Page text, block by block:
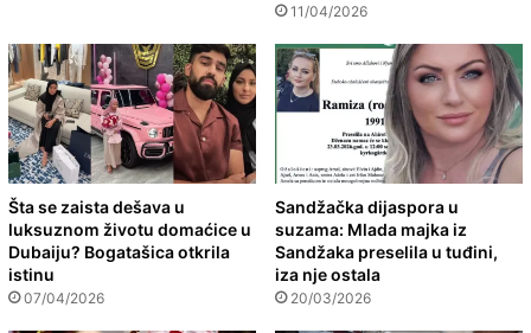
11/04/2026
Šta se zaista dešava u
luksuznom životu domaćice u
Dubaiju? Bogatašica otkrila
istinu
07/04/2026
Sandžačka dijaspora u
suzama: Mlada majka iz
Sandžaka preselila u tuđini,
iza nje ostala
20/03/2026